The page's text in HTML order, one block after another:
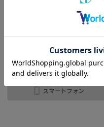
スマートフォン